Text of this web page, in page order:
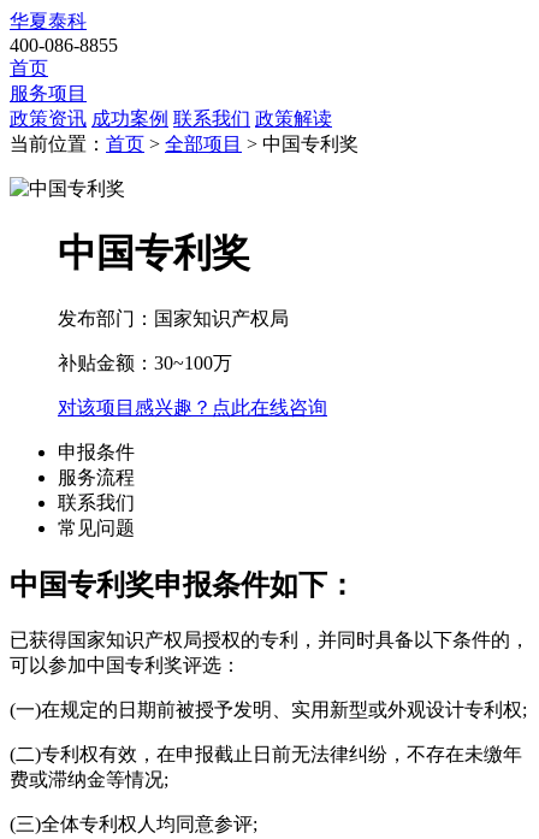
华夏泰科
400-086-8855
首页
服务项目
政策资讯 成功案例 联系我们 政策解读
当前位置： 首页 > 全部项目 > 中国专利奖
中国专利奖
发布部门：国家知识产权局
补贴金额： 30~100万
对该项目感兴趣？点此在线咨询
申报条件
服务流程
联系我们
常见问题
中国专利奖申报条件如下：
已获得国家知识产权局授权的专利，并同时具备以下条件的，
可以参加中国专利奖评选：
(一)在规定的日期前被授予发明、实用新型或外观设计专利权;
(二)专利权有效，在申报截止日前无法律纠纷，不存在未缴年
费或滞纳金等情况;
(三)全体专利权人均同意参评;